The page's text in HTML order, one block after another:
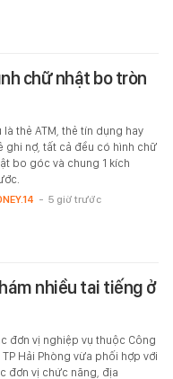
chữ nhật bo tròn
là thẻ ATM, thẻ tín dụng hay
ghi nợ, tất cả đều có hình chữ
bo góc và chung 1 kích
- 5 giờ trước
nhiều tai tiếng ở
đơn vị nghiệp vụ thuộc Công
TP Hải Phòng vừa phối hợp với
đơn vị chức năng, địa